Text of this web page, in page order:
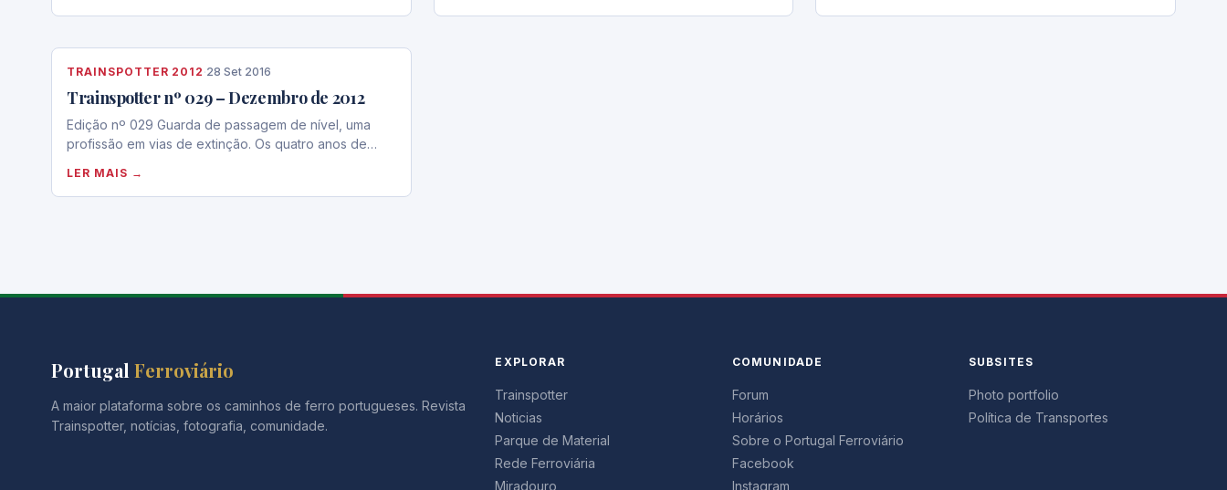
TRAINSPOTTER 2012 ·28 Set 2016
Trainspotter nº 029 – Dezembro de 2012
Edição nº 029 Guarda de passagem de nível, uma
profissão em vias de extinção. Os quatro anos de…
LER MAIS →
Portugal Ferroviário
A maior plataforma sobre os caminhos de ferro portugueses. Revista
Trainspotter, notícias, fotografia, comunidade.
EXPLORAR
Trainspotter
Noticias
Parque de Material
Rede Ferroviária
Miradouro
COMUNIDADE
Forum
Horários
Sobre o Portugal Ferroviário
Facebook
Instagram
SUBSITES
Photo portfolio
Política de Transportes